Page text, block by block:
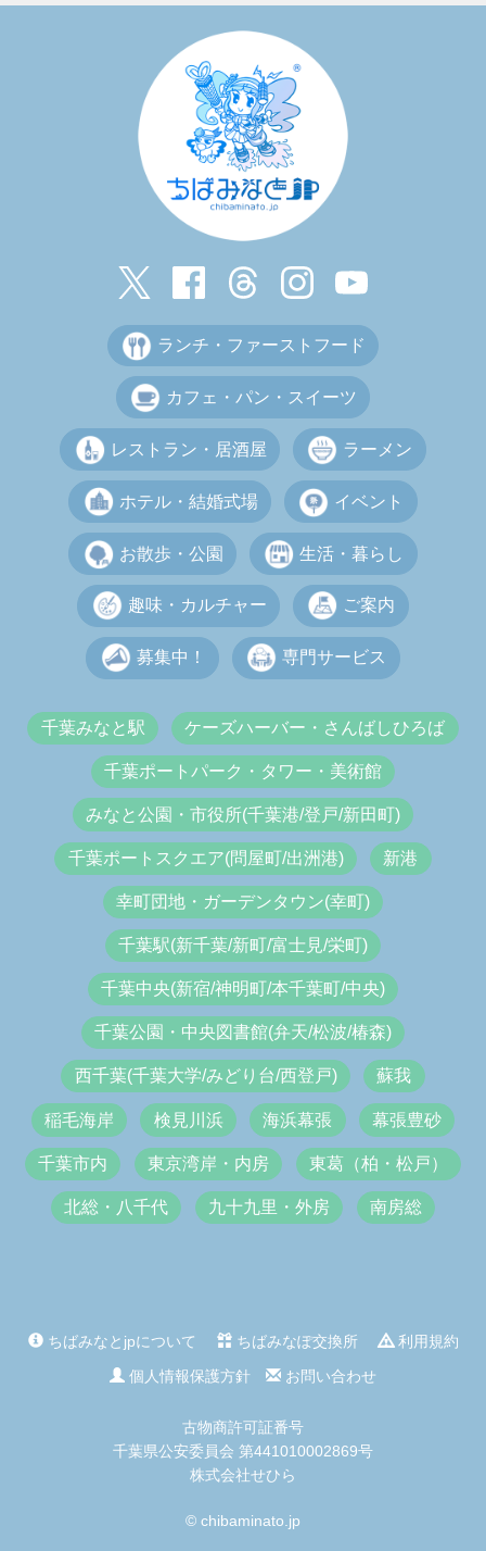
ランチ・ファーストフード
カフェ・パン・スイーツ
レストラン・居酒屋 ラーメン
ホテル・結婚式場 イベント
お散歩・公園 生活・暮らし
趣味・カルチャー ご案内
募集中！ 専門サービス
千葉みなと駅 ケーズハーバー・さんばしひろば
千葉ポートパーク・タワー・美術館
みなと公園・市役所(千葉港/登戸/新田町)
千葉ポートスクエア(問屋町/出洲港) 新港
幸町団地・ガーデンタウン(幸町)
千葉駅(新千葉/新町/富士見/栄町)
千葉中央(新宿/神明町/本千葉町/中央)
千葉公園・中央図書館(弁天/松波/椿森)
西千葉(千葉大学/みどり台/西登戸) 蘇我
稲毛海岸 検見川浜 海浜幕張 幕張豊砂
千葉市内 東京湾岸・内房 東葛（柏・松戸）
北総・八千代 九十九里・外房 南房総
ちばみなとjpについて ちばみなぽ交換所
利用規約
個人情報保護方針
お問い合わせ
古物商許可証番号
千葉県公安委員会 第441010002869号
株式会社せひら
© chibaminato.jp